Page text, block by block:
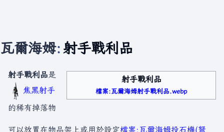
瓦爾海姆: 射手戰利品
射手戰利品
檔案:瓦爾海姆射手戰利品.webp
射手戰利品是
焦黑射手
的稀有掉落物
可以放置在物品架上或用於設定檔案:瓦爾海姆投石機(弩